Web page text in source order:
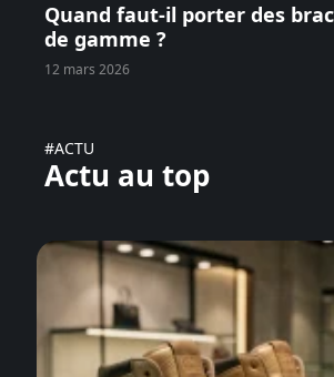
Quand faut-il porter des
de gamme ?
12 mars 2026
#ACTU
Actu au top